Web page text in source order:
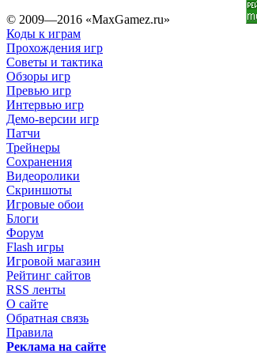
© 2009—2016 «MaxGamez.ru»
Коды к играм
Прохождения игр
Советы и тактика
Обзоры игр
Превью игр
Интервью игр
Демо-версии игр
Патчи
Трейнеры
Сохранения
Видеоролики
Скриншоты
Игровые обои
Блоги
Форум
Flash игры
Игровой магазин
Рейтинг сайтов
RSS ленты
О сайте
Обратная связь
Правила
Реклама на сайте